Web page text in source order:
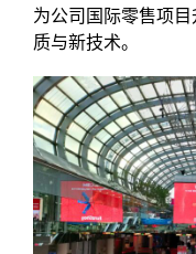
为公司国际零售项
质与新技术。